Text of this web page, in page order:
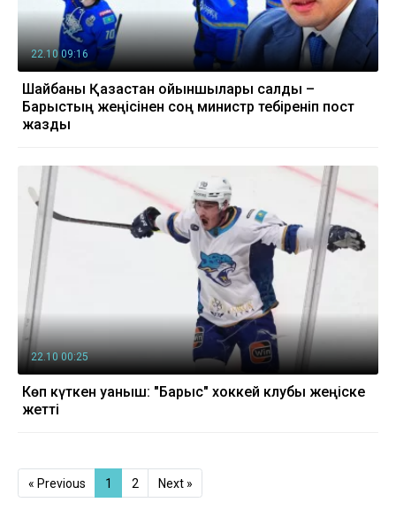
22.10 09:16
Шайбаны Қазақстан ойыншылары салды –
Барыстың жеңісінен соң министр тебіреніп пост
жазды
22.10 00:25
Көп күткен қуаныш: "Барыс" хоккей клубы жеңіске
жетті
« Previous 1 2 Next »